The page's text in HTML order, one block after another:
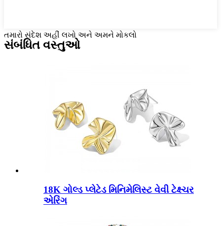
તમારો સંદેશ અહીં લખો અને અમને મોકલો
સંબંધિત વસ્તુઓ
18K ગોલ્ડ પ્લેટેડ મિનિમેલિસ્ટ વેવી ટેક્ષ્ચર
એરિંગ